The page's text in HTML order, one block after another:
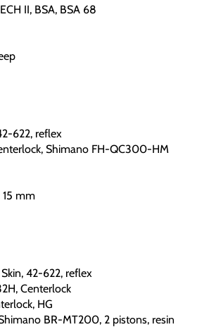
II, BSA, BSA 68
622, reflex
Shimano FH-QC300-HM
mm
42-622, reflex
Centerlock
HG
BR-MT200, 2 pistons, resin